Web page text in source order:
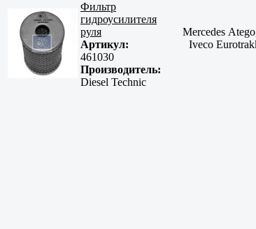
Фильтр
гидроусилителя
руля
Артикул:
461030
Производитель:
Diesel Technic
Mercedes
Iveco